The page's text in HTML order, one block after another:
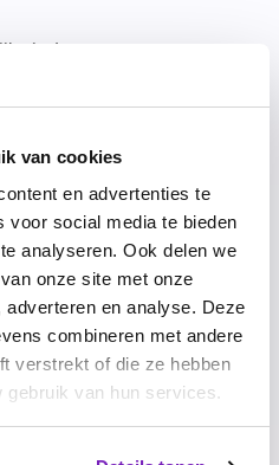
van cookies
en advertenties te
voor social media te bieden
analyseren. Ook delen we
onze site met onze
en analyse. Deze
combineren met andere
verstrekt of die ze hebben
van hun services.
vindt
of others